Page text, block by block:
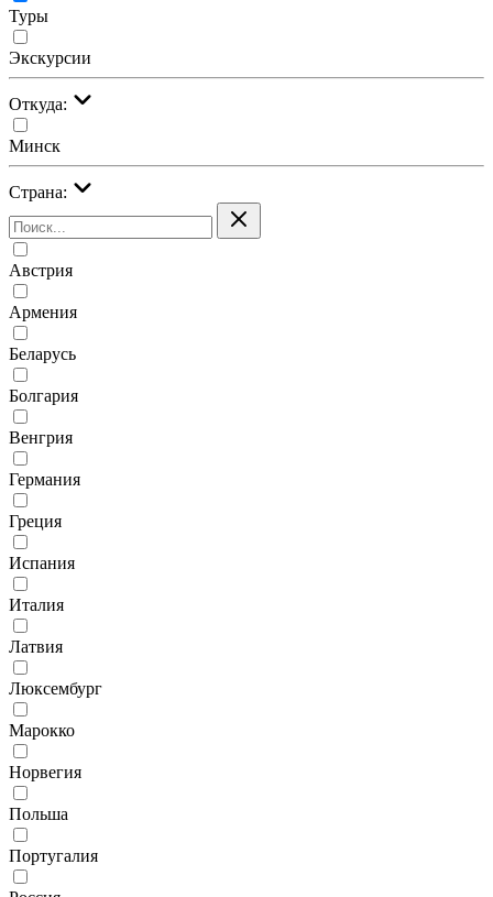
Туры
Экскурсии
Откуда:
Минск
Страна:
Австрия
Армения
Беларусь
Болгария
Венгрия
Германия
Греция
Испания
Италия
Латвия
Люксембург
Марокко
Норвегия
Польша
Португалия